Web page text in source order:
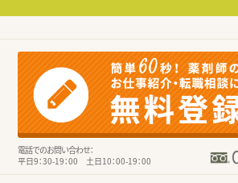
電話でのお問い合わせ：
平日9：30-19：00 土日10：00-19：00